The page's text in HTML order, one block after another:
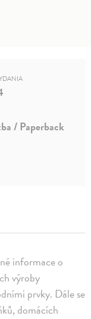
informace o
výroby
prvky. Dále se
domácích
/ Paperback